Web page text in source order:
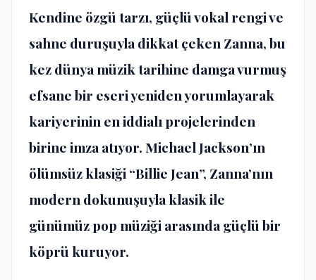
Kendine özgü tarzı, güçlü vokal rengi ve
sahne duruşuyla dikkat çeken Zanna, bu
kez dünya müzik tarihine damga vurmuş
efsane bir eseri yeniden yorumlayarak
kariyerinin en iddialı projelerinden
birine imza atıyor. Michael Jackson’ın
ölümsüz klasiği “Billie Jean”, Zanna’nın
modern dokunuşuyla klasik ile
günümüz pop müziği arasında güçlü bir
köprü kuruyor.